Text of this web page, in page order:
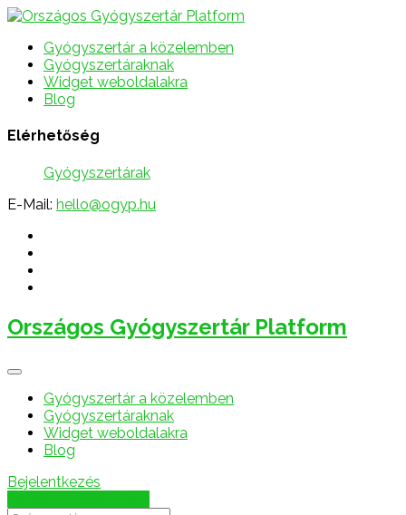
Gyógyszertár a közelemben
Gyógyszertáraknak
Widget weboldalakra
Blog
Elérhetőség
Gyógyszertárak
E-Mail: hello@ogyp.hu
Országos Gyógyszertár Platform
Gyógyszertár a közelemben
Gyógyszertáraknak
Widget weboldalakra
Blog
Bejelentkezés